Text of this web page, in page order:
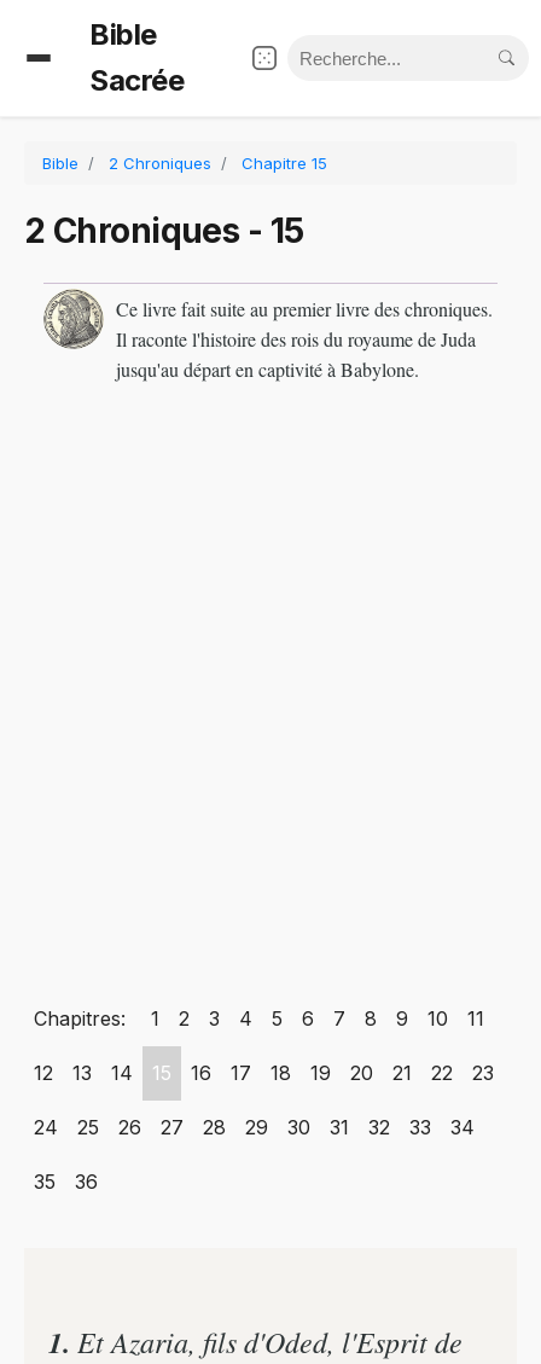
Bible
Sacrée
Bible 2 Chroniques Chapitre 15
2 Chroniques - 15
Ce livre fait suite au premier livre des chroniques.
Il raconte l'histoire des rois du royaume de Juda
jusqu'au départ en captivité à Babylone.
Chapitres: 1 2 3 4 5 6 7 8 9 10 11
12 13 14 15 16 17 18 19 20 21 22 23
24 25 26 27 28 29 30 31 32 33 34
35 36
1. Et Azaria, fils d'Oded, l'Esprit de